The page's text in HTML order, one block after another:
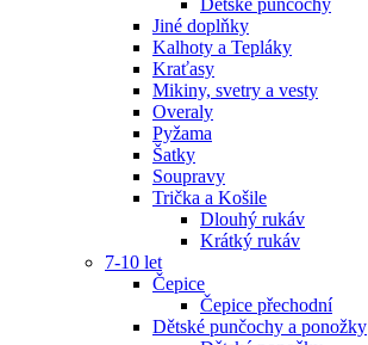
Dětské punčochy
Jiné doplňky
Kalhoty a Tepláky
Kraťasy
Mikiny, svetry a vesty
Overaly
Pyžama
Šatky
Soupravy
Trička a Košile
Dlouhý rukáv
Krátký rukáv
7-10 let
Čepice
Čepice přechodní
Dětské punčochy a ponožky